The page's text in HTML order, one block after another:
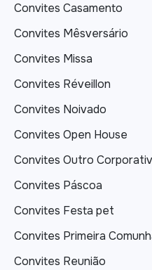
Convites Casamento
Convites Mêsversário
Convites Missa
Convites Réveillon
Convites Noivado
Convites Open House
Convites Outro
Convites Páscoa
Convites Festa pet
Convites Primeira
Convites Reunião